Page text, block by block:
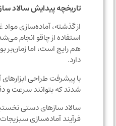
تاریخچه پیدایش سالاد ساز
از گذشته، آماده‌سازی مواد
استفاده از چاقو انجام می‌شد.
هم رایج است، اما زمان‌بر بوده و
با پیشرفت طراحی ابزارهای
شدند که بتوانند سرعت و دقت
سالاد سازهای دستی نخستین
فرآیند آماده‌سازی سبزیجات